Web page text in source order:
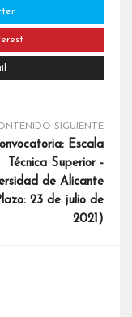
SIGUIENTE
Escala
Técnica Superior -
de Alicante
23 de julio de
2021)